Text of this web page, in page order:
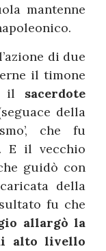
mantenne
di due
il timone
il sacerdote
della
che fu
E il vecchio
guidò con
della
fu che
allargò la
alto livello